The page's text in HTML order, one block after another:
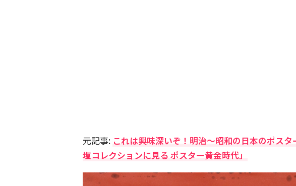
元記事: これは興味深いぞ！明治〜昭和の日本のポス
塩コレクションに見る ポスター黄金時代」